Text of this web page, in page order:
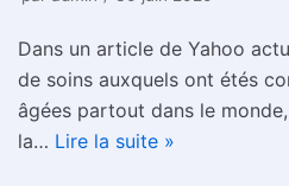
Dans un article de Yahoo
de soins auxquels ont étés
âgées partout dans le
la… Lire la suite »